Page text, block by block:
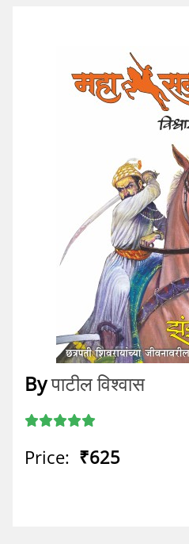
Byपाटील विश्वास
Price: ₹625